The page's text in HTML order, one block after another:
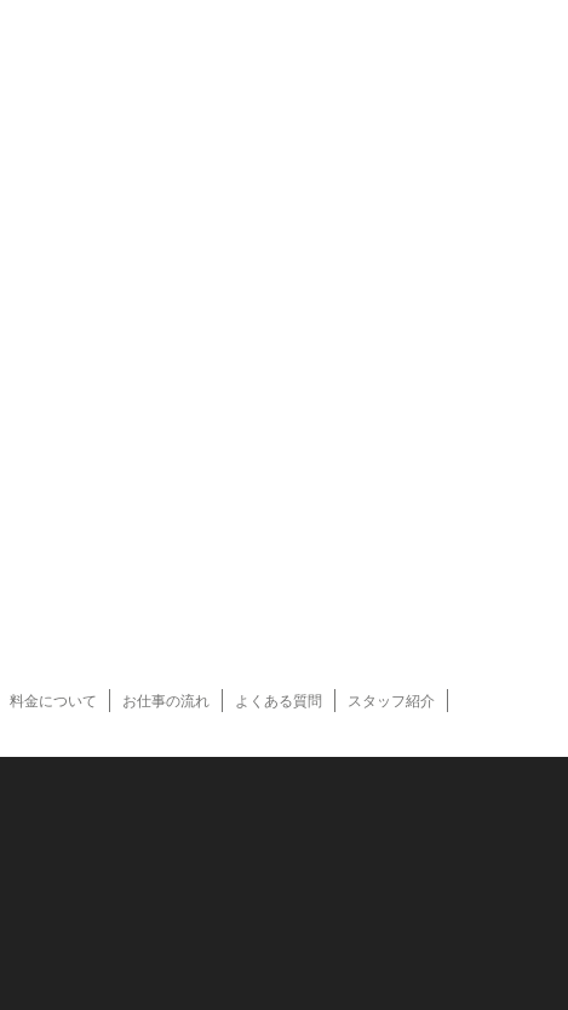
料金について お仕事の流れ よくある質問
スタッフ紹介